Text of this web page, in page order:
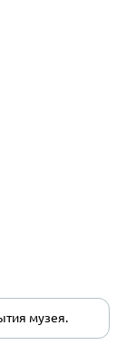
музея.